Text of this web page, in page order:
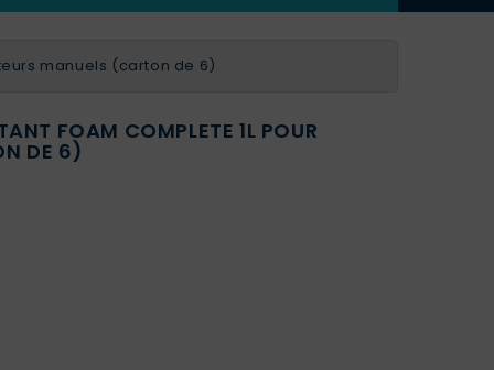
manuels (carton de 6)
FOAM COMPLETE 1L POUR
DE 6)